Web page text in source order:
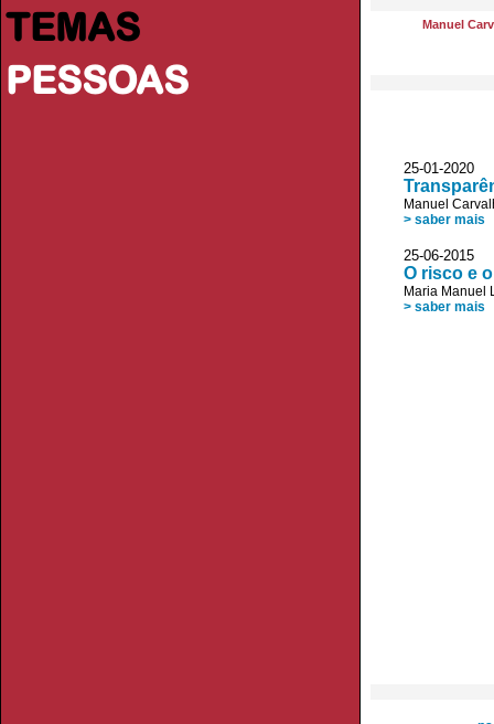
TEMAS
PESSOAS
Manuel
25-01-2020
Manuel
> saber mais
25-06-
O risco e
Maria Manuel
> saber mais